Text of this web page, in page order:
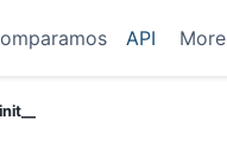
API More